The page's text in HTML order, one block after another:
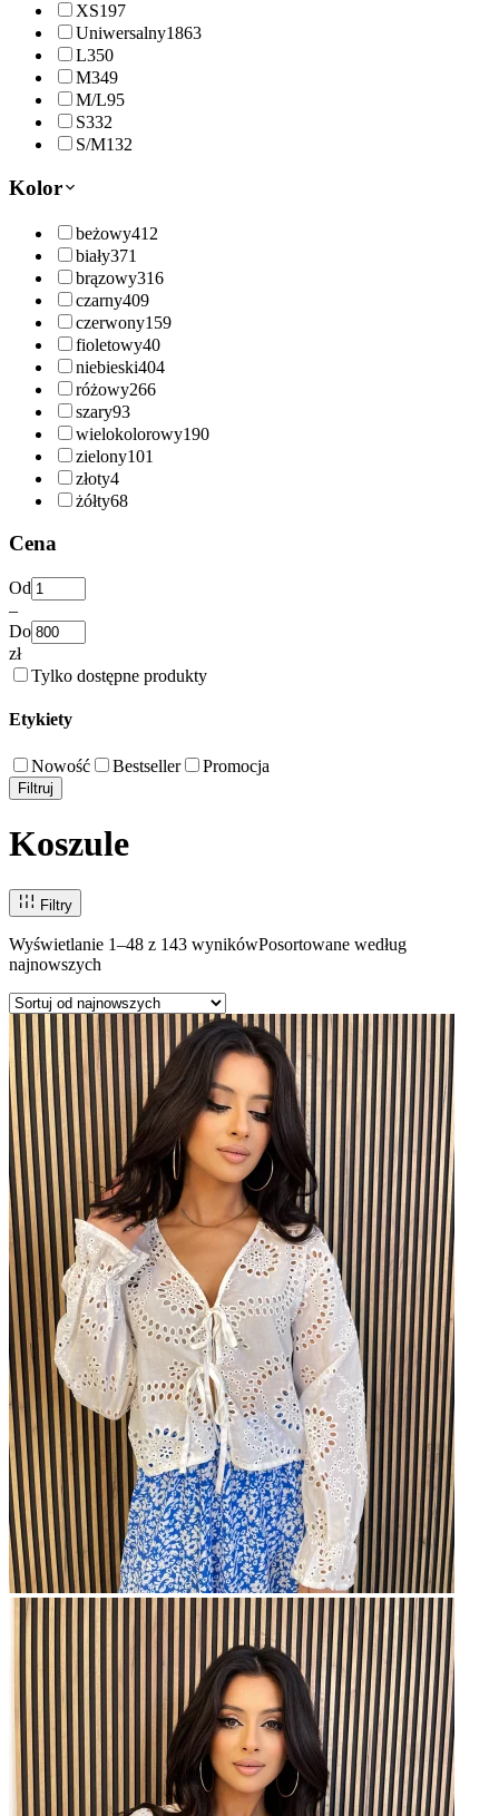
XS197
Uniwersalny1863
L350
M349
M/L95
S332
S/M132
Kolor
beżowy412
biały371
brązowy316
czarny409
czerwony159
fioletowy40
niebieski404
różowy266
szary93
wielokolorowy190
zielony101
złoty4
żółty68
Cena
Od
–
Do
zł
Tylko dostępne produkty
Etykiety
Nowość Bestseller Promocja
Filtruj
Koszule
Filtry
Wyświetlanie 1–48 z 143 wynikówPosortowane według
najnowszych